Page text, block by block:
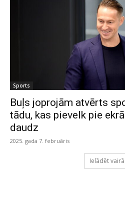
Sports
Buļs joprojām atvērts
tādu, kas pievelk pie
daudz
2025. gada 7. februāris
Ielādēt